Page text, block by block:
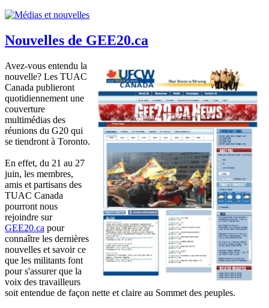
Nouvelles de GEE20.ca
Avez-vous entendu la
nouvelle? Les TUAC
Canada publieront
quotidiennement une
couverture
multimédias des
réunions du G20 qui
se tiendront à Toronto.
En effet, du 21 au 27
juin, les membres,
amis et partisans des
TUAC Canada
pourront nous
rejoindre sur
GEE20.ca pour
connaître les dernières
nouvelles et savoir ce
que les militants font
pour s'assurer que la
voix des travailleurs
soit entendue de façon nette et claire au Sommet des peuples.